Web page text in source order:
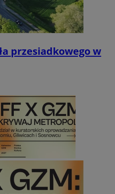
przesiadkowego w